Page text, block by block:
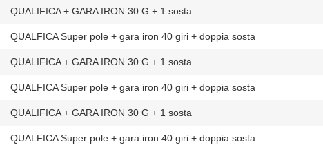
QUALIFICA + GARA IRON 30 G + 1 sosta
QUALFICA Super pole + gara iron 40 giri + doppia sosta
QUALIFICA + GARA IRON 30 G + 1 sosta
QUALFICA Super pole + gara iron 40 giri + doppia sosta
QUALIFICA + GARA IRON 30 G + 1 sosta
QUALFICA Super pole + gara iron 40 giri + doppia sosta